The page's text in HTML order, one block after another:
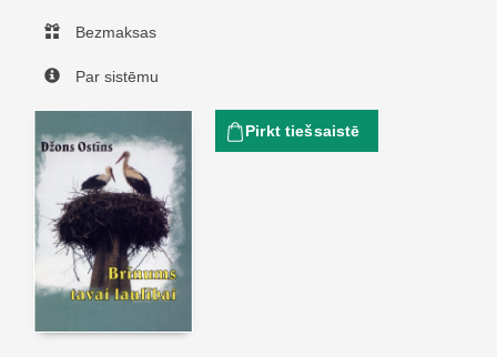
Bezmaksas
Par sistēmu
Pirkt tiešsaistē